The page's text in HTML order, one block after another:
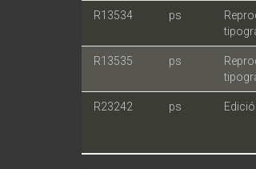
R13534 ps
R13535 ps
R23242 ps